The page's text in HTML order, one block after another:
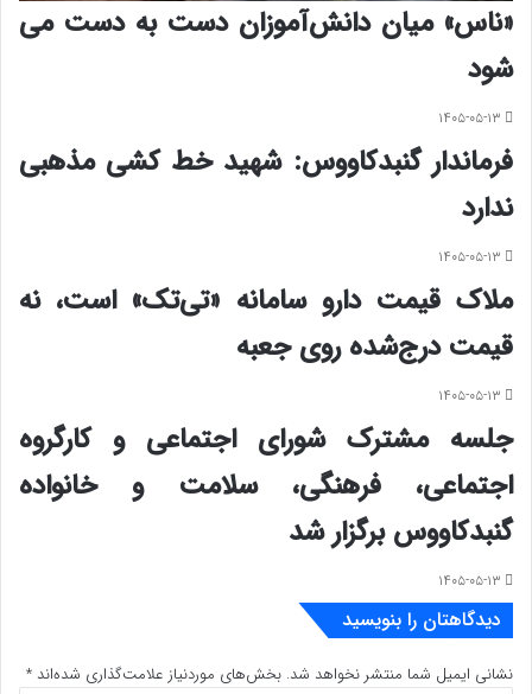
«ناس» میان دانش‌آموزان دست به دست می
شود
۱۴۰۵-۰۵-۱۳
فرماندار گنبدکاووس: شهید خط کشی مذهبی
ندارد
۱۴۰۵-۰۵-۱۳
ملاک قیمت دارو سامانه «تی‌تک» است، نه
قیمت درج‌شده روی جعبه
۱۴۰۵-۰۵-۱۳
جلسه مشترک شورای اجتماعی و کارگروه
اجتماعی، فرهنگی، سلامت و خانواده
گنبدکاووس برگزار شد
۱۴۰۵-۰۵-۱۳
دیدگاهتان را بنویسید
نشانی ایمیل شما منتشر نخواهد شد. بخش‌های موردنیاز علامت‌گذاری شده‌اند *